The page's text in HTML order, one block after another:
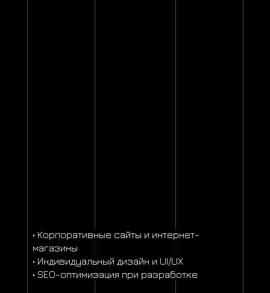
• Корпоративные сайты и интернет-
магазины
• Индивидуальный дизайн и UI/UX
• SEO-оптимизация при разработке